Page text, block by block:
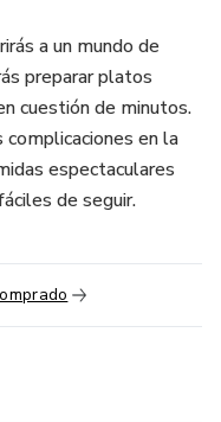
a un mundo de
preparar platos
cuestión de minutos.
en la
espectaculares
de seguir.